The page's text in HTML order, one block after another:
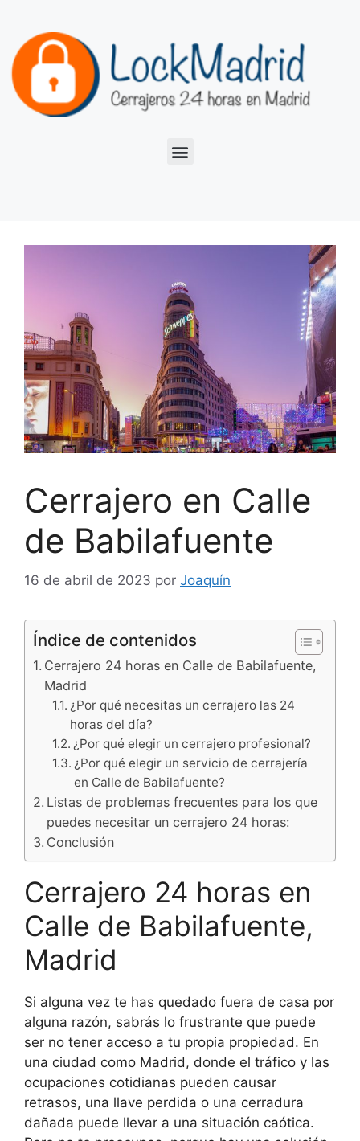
Cerrajero en Calle
de Babilafuente
16 de abril de 2023 por Joaquín
Índice de contenidos
Cerrajero 24 horas en Calle de Babilafuente,
Madrid
¿Por qué necesitas un cerrajero las 24
horas del día?
¿Por qué elegir un cerrajero profesional?
¿Por qué elegir un servicio de cerrajería
en Calle de Babilafuente?
Listas de problemas frecuentes para los que
puedes necesitar un cerrajero 24 horas:
Conclusión
Cerrajero 24 horas en
Calle de Babilafuente,
Madrid
Si alguna vez te has quedado fuera de casa por
alguna razón, sabrás lo frustrante que puede
ser no tener acceso a tu propia propiedad. En
una ciudad como Madrid, donde el tráfico y las
ocupaciones cotidianas pueden causar
retrasos, una llave perdida o una cerradura
dañada puede llevar a una situación caótica.